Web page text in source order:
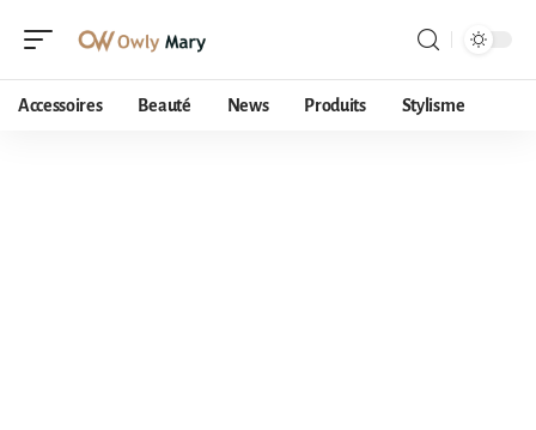
Accessoires Beauté News Produits Stylisme